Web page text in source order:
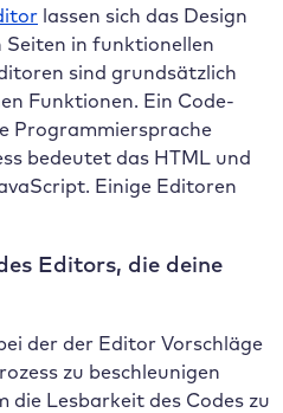
lassen sich das Design
Seiten in funktionellen
sind grundsätzlich
Funktionen. Ein Code-
Programmiersprache
bedeutet das HTML und
Einige Editoren
Editors, die deine
der der Editor Vorschläge
zu beschleunigen
die Lesbarkeit des Codes zu